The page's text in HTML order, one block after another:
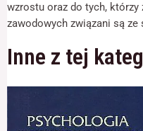
wzrostu oraz do tych,
zawodowych związani są
Inne z tej